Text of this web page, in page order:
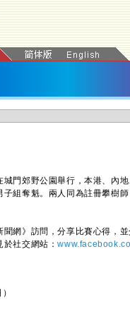
郊野公園舉行，本港、內地
子組奪魁。兩人同為註冊攀樹
》訪問，分享比賽心得，並
於社交網站：